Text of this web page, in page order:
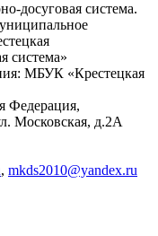
досуговая система.
система»
МБУК «Крестецкая
Федерация,
Московская, д.2А
, mkds2010@yandex.ru